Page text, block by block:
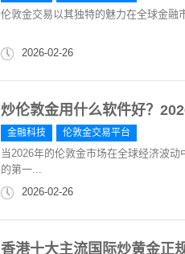
伦敦金交易以其独特的魅力在全球金融
2026-02-26
炒伦敦金用什么软件好？
金融科技 伦敦金交易平台
当2026年的伦敦金市场在全球经济波
的第一...
2026-02-26
香港十大主流国际炒黄金正